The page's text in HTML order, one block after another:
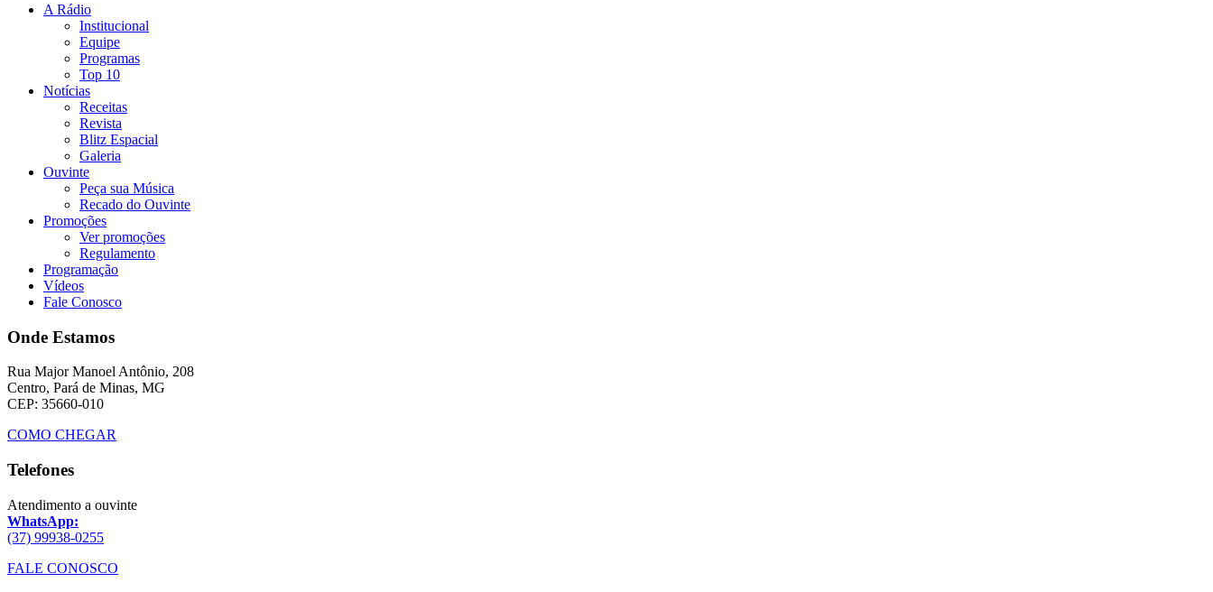
A Rádio
Institucional
Equipe
Programas
Top 10
Notícias
Receitas
Revista
Blitz Espacial
Galeria
Ouvinte
Peça sua Música
Recado do Ouvinte
Promoções
Ver promoções
Regulamento
Programação
Vídeos
Fale Conosco
Onde Estamos
Rua Major Manoel Antônio, 208
Centro, Pará de Minas, MG
CEP: 35660-010
COMO CHEGAR
Telefones
Atendimento a ouvinte
WhatsApp:
(37) 99938-0255
FALE CONOSCO